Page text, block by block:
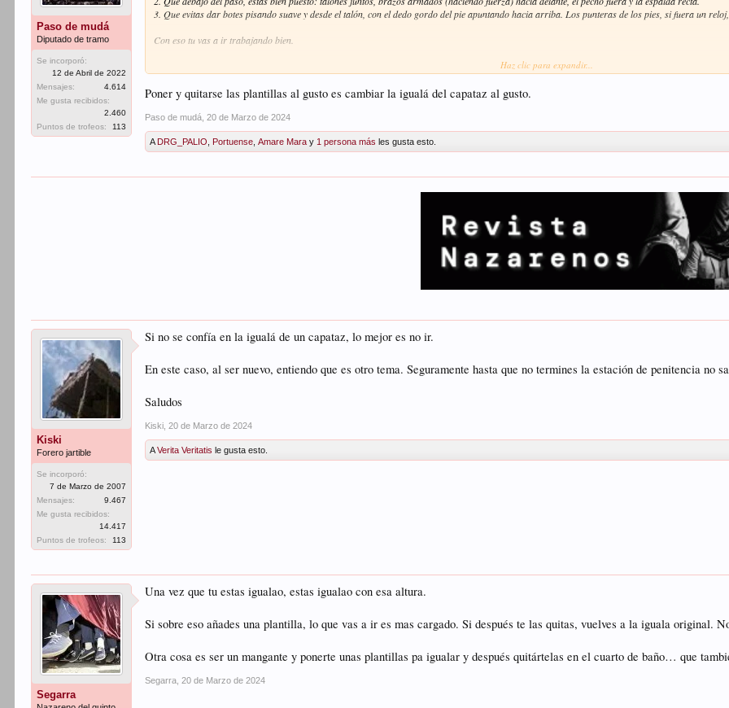
Paso de mudá
Diputado de tramo
Se incorporó:
12 de Abril de 2022
Mensajes:
4.614
Me gusta recibidos:
2.460
Puntos de trofeos:
113
3. Que evitas dar botes pisando suave y desde el talón, con el dedo gordo del pie apuntando hacia arriba. Los punteras de los pies, si fuera un
Con eso tu vas a ir trabajando bien.
Si aún con eso tu notas que vas colgado (que no estás cogiendo tus kilos) puede ser, simplemente, por la calle. Las calles no tienen el suelo
Confía en tus capataces y tus compañeros, que si no vas bien, te corregirán. Pídele también a tus compañeros que te miren y te corrijan. Si vas
Y si con todo y con esto no cargas lo que quieres, ponte unas plantillas. La plantilla te va a dar medio centímetro que te puede poner donde
ves que vas muy cargado, puedes quitártelas.
Haz clic para expandir...
Poner y quitarse las plantillas al gusto es cambiar la igualá del capataz al gusto.
Paso de mudá 20 de Marzo de 2024
A DRG_PALIO Portuense ,Amare Mara y 1 persona más les gusta esto.
Kiski
Forero jartible
Se incorporó:
7 de Marzo de 2007
Mensajes:
9.467
Me gusta recibidos:
14.417
Puntos de trofeos:
113
Si no se confía en la igualá de un capataz, lo mejor es no ir.
En este caso, al ser nuevo, entiendo que es otro tema. Seguramente hasta que no termines la estación de penitencia no
Saludos
Kiski 20 de Marzo de 2024
AVerita Veritatis le gusta esto.
Segarra
Una vez que tu estas igualao, estas igualao con esa altura.
Si sobre eso añades una plantilla, lo que vas a ir es mas cargado. Si después te las quitas, vuelves a la iguala original.
Otra cosa es ser un mangante y ponerte unas plantillas pa igualar y después quitártelas en el cuarto de baño… que
Segarra 20 de Marzo de 2024